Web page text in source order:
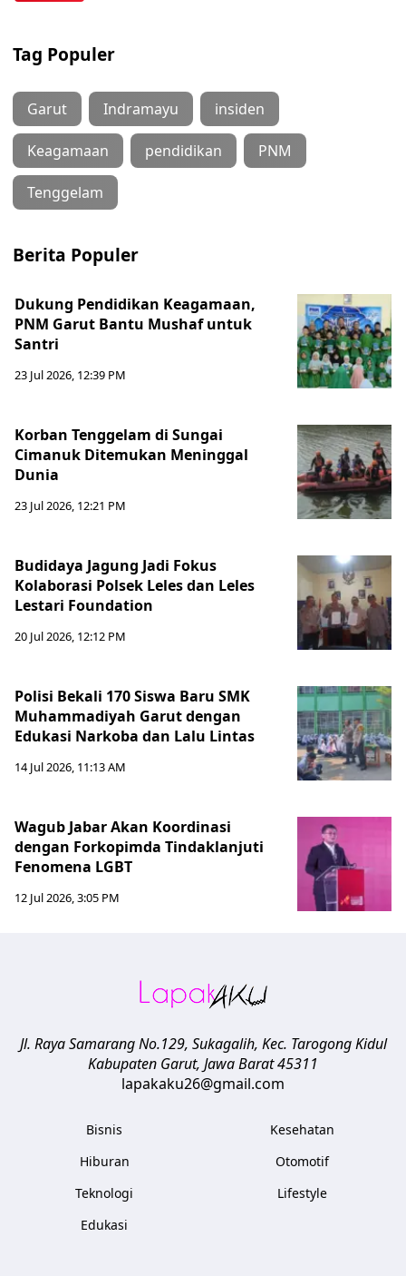
Tag Populer
Garut Indramayu insiden
Keagamaan pendidikan PNM
Tenggelam
Berita Populer
Dukung Pendidikan Keagamaan,
PNM Garut Bantu Mushaf untuk
Santri
23 Jul 2026, 12:39 PM
Korban Tenggelam di Sungai
Cimanuk Ditemukan Meninggal
Dunia
23 Jul 2026, 12:21 PM
Budidaya Jagung Jadi Fokus
Kolaborasi Polsek Leles dan Leles
Lestari Foundation
20 Jul 2026, 12:12 PM
Polisi Bekali 170 Siswa Baru SMK
Muhammadiyah Garut dengan
Edukasi Narkoba dan Lalu Lintas
14 Jul 2026, 11:13 AM
Wagub Jabar Akan Koordinasi
dengan Forkopimda Tindaklanjuti
Fenomena LGBT
12 Jul 2026, 3:05 PM
Jl. Raya Samarang No.129, Sukagalih, Kec. Tarogong Kidul
Kabupaten Garut, Jawa Barat45311
lapakaku26@gmail.com
Bisnis
Hiburan
Teknologi
Edukasi
Kesehatan
Otomotif
Lifestyle